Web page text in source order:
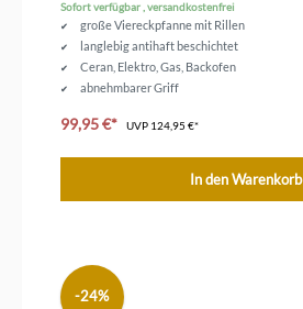
Sofort verfügbar , versandkostenfrei
große Viereckpfanne mit Rillen
langlebig antihaft beschichtet
Ceran, Elektro, Gas, Backofen
abnehmbarer Griff
99,95 €* UVP 124,95 €*
In den Warenkorb
-24%